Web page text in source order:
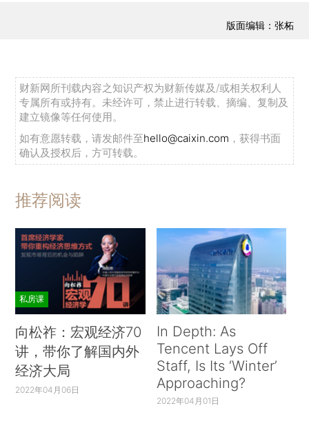
版面编辑：张柘
财新网所刊载内容之知识产权为财新传媒及/或相关权利人
专属所有或持有。未经许可，禁止进行转载、摘编、复制及
建立镜像等任何使用。
如有意愿转载，请发邮件至hello@caixin.com ，获得书面
确认及授权后，方可转载。
推荐阅读
私房课
向松祚：宏观经济70
讲，带你了解国内外
经济大局
2022年04月06日
In Depth: As
Tencent Lays Off
Staff, Is Its ‘Winter’
Approaching?
2022年04月01日